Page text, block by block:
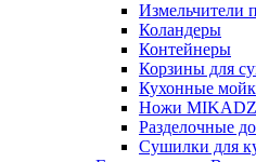
Измельчители
Коландеры
Контейнеры
Корзины для
Кухонные
Ножи
Разделочные
Сушилки для